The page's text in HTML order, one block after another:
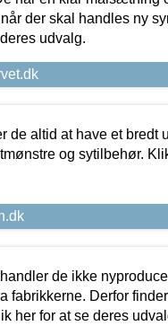
der skal handles ny
udvalg.
de altid at have et bredt
og sytilbehør.
de ikke
fabrikkerne. Derfor
her for at se deres